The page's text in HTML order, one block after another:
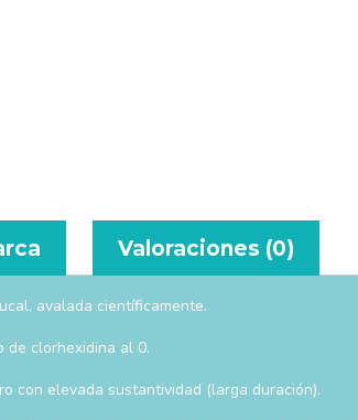
Valoraciones (0)
avalada científicamente.
de clorhexidina al 0.
con elevada sustantividad (larga duración).